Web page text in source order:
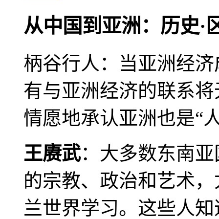
从中国到亚洲：历史·
柄谷行人：当亚洲经
有与亚洲经济的联系
情愿地承认亚洲也是“
王赓武：大多数东南
的宗教、政治和艺术
兰世界学习。这些人